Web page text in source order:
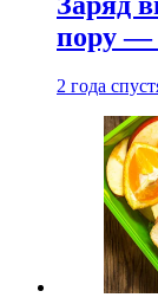
пору —
2 года